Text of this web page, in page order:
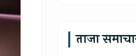
ताजा